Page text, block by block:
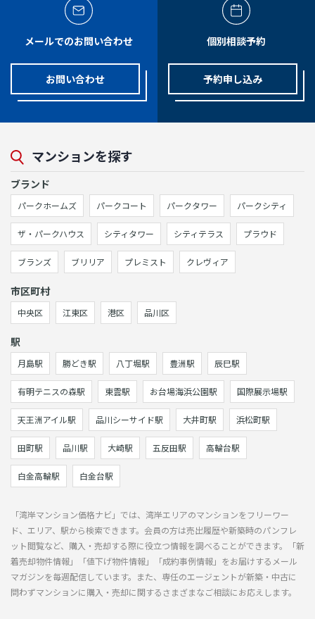
メールでのお問い合わせ
お問い合わせ
個別相談予約
予約申し込み
マンションを探す
ブランド
パークホームズ パークコート パークタワー パークシティ
ザ・パークハウス シティタワー シティテラス プラウド
ブランズ ブリリア プレミスト クレヴィア
市区町村
中央区 江東区 港区 品川区
駅
月島駅 勝どき駅 八丁堀駅 豊洲駅 辰巳駅
有明テニスの森駅 東雲駅 お台場海浜公園駅 国際展示場駅
天王洲アイル駅 品川シーサイド駅 大井町駅 浜松町駅
田町駅 品川駅 大崎駅 五反田駅 高輪台駅
白金高輪駅 白金台駅
「湾岸マンション価格ナビ」では、湾岸エリアのマンションをフリーワー
ド、エリア、駅から検索できます。会員の方は売出履歴や新築時のパンフレ
ット閲覧など、購入・売却する際に役立つ情報を調べることができます。「新
着売却物件情報」「値下げ物件情報」「成約事例情報」をお届けするメール
マガジンを毎週配信しています。また、専任のエージェントが新築・中古に
問わずマンションに購入・売却に関するさまざまなご相談にお応えします。